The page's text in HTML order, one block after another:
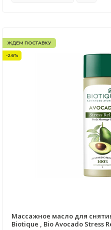
ЖДЕМ ПОСТАВКУ
-26%
Массажное масло для
Biotique , Bio Avocado Stress